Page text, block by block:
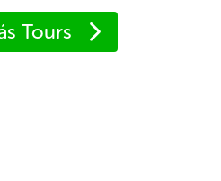
Tours